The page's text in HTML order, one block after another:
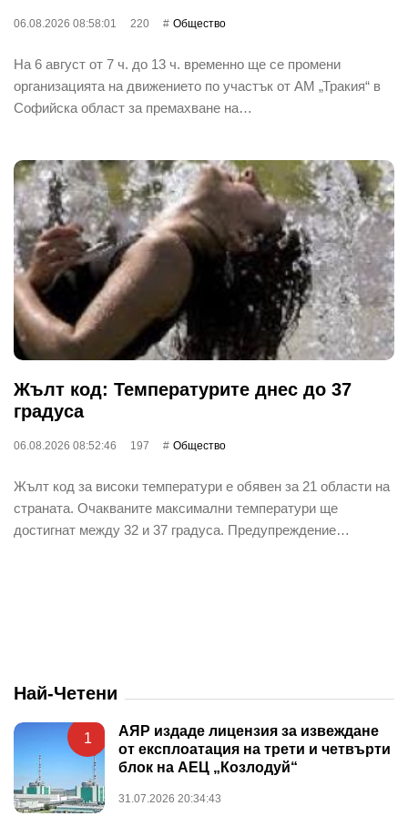
06.08.2026 08:58:01 220 Общество
На 6 август от 7 ч. до 13 ч. временно ще се промени
организацията на движението по участък от АМ „Тракия“ в
Софийска област за премахване на…
Жълт код: Температурите днес до 37
градуса
06.08.2026 08:52:46 197 Общество
Жълт код за високи температури е обявен за 21 области на
страната. Очакваните максимални температури ще
достигнат между 32 и 37 градуса. Предупреждение…
Най-Четени
1
АЯР издаде лицензия за извеждане
от експлоатация на трети и четвърти
блок на АЕЦ „Козлодуй“
31.07.2026 20:34:43